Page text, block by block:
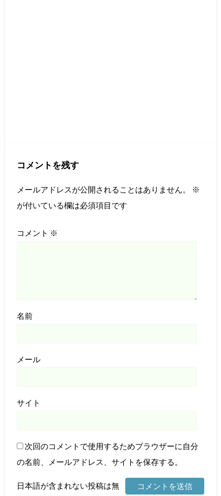
コメントを残す
メールアドレスが公開されることはありません。
※
が付いている欄は必須項目です
コメント ※
名前
メール
サイト
次回のコメントで使用するためブラウザーに自分
の名前、メールアドレス、サイトを保存する。
日本語が含まれない投稿は無